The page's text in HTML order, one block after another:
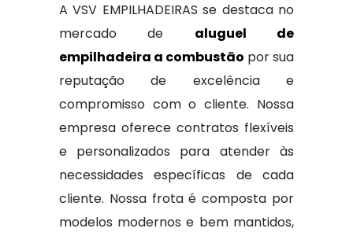
A VSV EMPILHADEIRAS se destaca no
mercado de aluguel de
empilhadeira a combustão por sua
reputação de excelência e
compromisso com o cliente. Nossa
empresa oferece contratos flexíveis
e personalizados para atender às
necessidades específicas de cada
cliente. Nossa frota é composta por
modelos modernos e bem mantidos,